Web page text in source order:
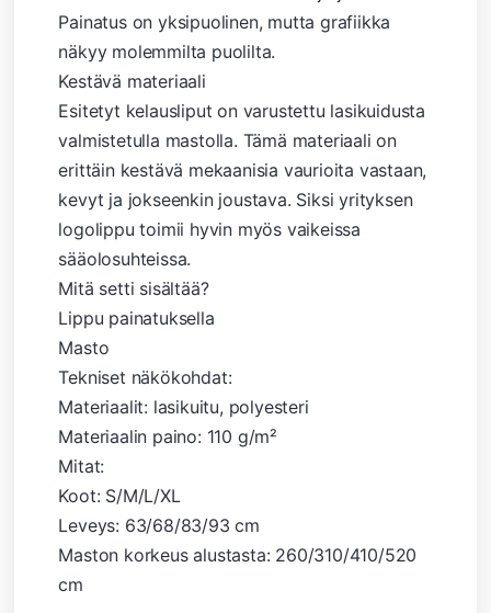
Painatus on yksipuolinen, mutta grafiikka
näkyy molemmilta puolilta.
Kestävä materiaali
Esitetyt kelausliput on varustettu lasikuidusta
valmistetulla mastolla. Tämä materiaali on
erittäin kestävä mekaanisia vaurioita vastaan,
kevyt ja jokseenkin joustava. Siksi yrityksen
logolippu toimii hyvin myös vaikeissa
sääolosuhteissa.
Mitä setti sisältää?
Lippu painatuksella
Masto
Tekniset näkökohdat:
Materiaalit: lasikuitu, polyesteri
Materiaalin paino: 110 g/m²
Mitat:
Koot: S/M/L/XL
Leveys: 63/68/83/93 cm
Maston korkeus alustasta: 260/310/410/520
cm